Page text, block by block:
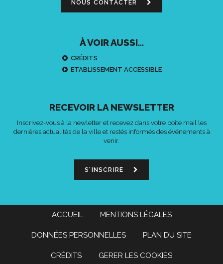
NOUS CONTACTER
À VOIR AUSSI...
CRÉDITS
ETABLISSEMENT ACCESSIBLE
RECEVOIR LA NEWSLETTER
Inscrivez-vous à la newletter et recevez dans votre boîte mail les
dernières actualités de la ville et restés informés des événements à
venir.
S'INSCRIRE
ACCUEIL MENTIONS LÉGALES
DONNÉES PERSONNELLES PLAN DU SITE
CRÉDITS GERER LES COOKIES